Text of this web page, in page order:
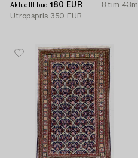
Aktuellt bud 180 EUR
8 tim 43m
Utropspris 350 EUR